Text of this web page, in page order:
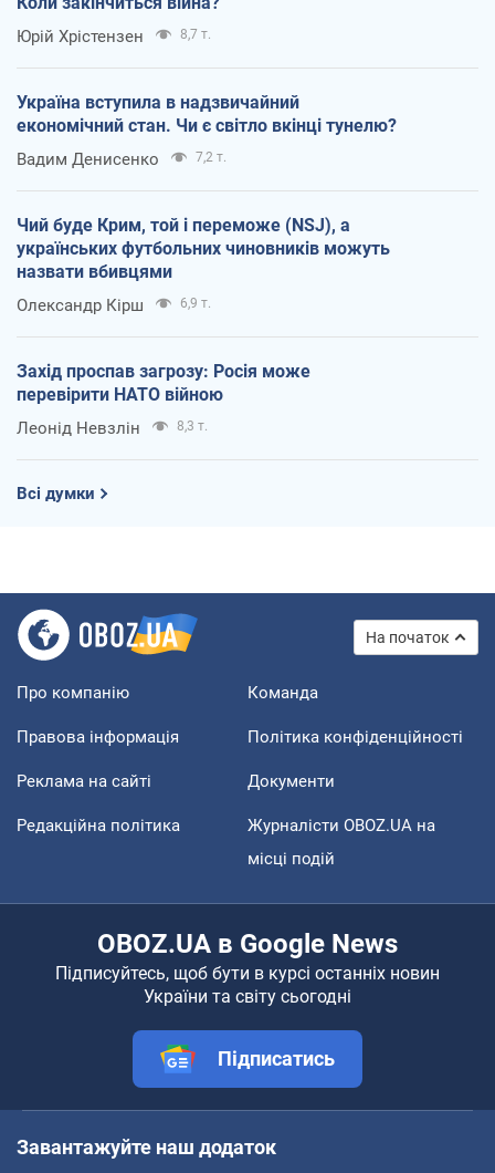
Юрій Хрістензен 8,7 т.
Україна вступила в надзвичайний
економічний стан. Чи є світло вкінці тунелю?
Вадим Денисенко 7,2 т.
Чий буде Крим, той і переможе (NSJ), а
українських футбольних чиновників можуть
назвати вбивцями
Олександр Кірш 6,9 т.
Захід проспав загрозу: Росія може
перевірити НАТО війною
Леонід Невзлін 8,3 т.
Всі думки
На початок
Про компанію Команда
Правова інформація Політика конфіденційності
Реклама на сайті Документи
Редакційна політика
Журналісти OBOZ.UA на
місці подій
OBOZ.UA в Google News
Підписуйтесь, щоб бути в курсі останніх новин
України та світу сьогодні
Підписатись
Завантажуйте наш додаток